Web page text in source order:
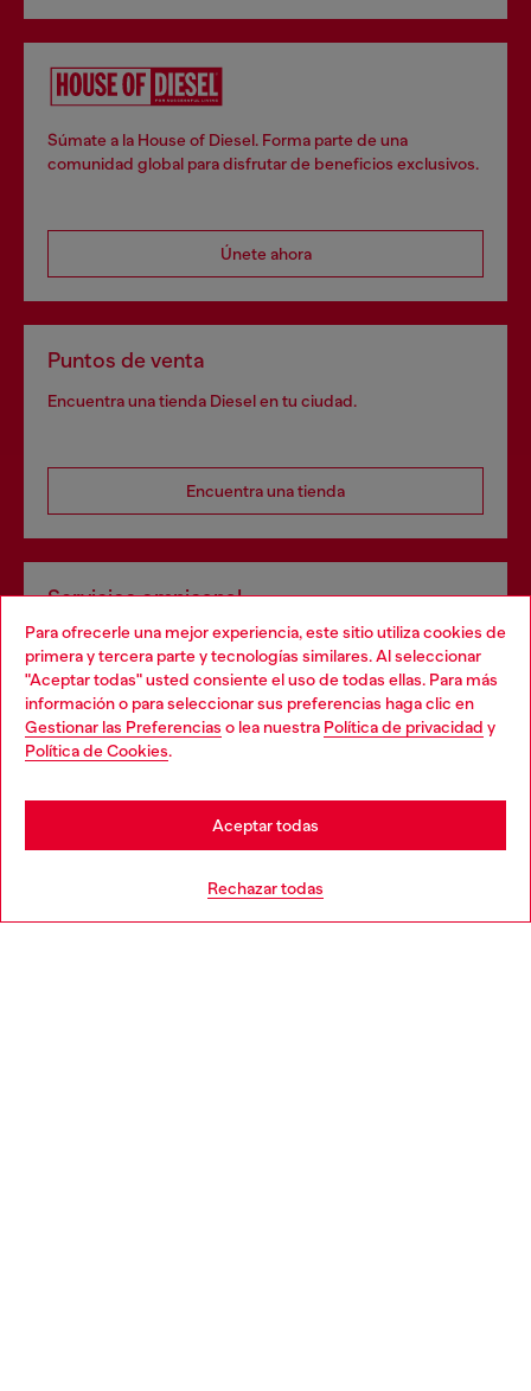
Para ofrecerle una mejor experiencia, este sitio utiliza cookies de
primera y tercera parte y tecnologías similares. Al seleccionar
"Aceptar todas" usted consiente el uso de todas ellas. Para más
información o para seleccionar sus preferencias haga clic en
Gestionar las Preferencias o lea nuestra Política de privacidad y
Política de Cookies.
Rechazar todas
Aceptar todas
Súmate a la House of Diesel. Forma parte de una
comunidad global para disfrutar de beneficios exclusivos.
Únete ahora
Puntos de venta
Encuentra una tienda Diesel en tu ciudad.
Encuentra una tienda
Servicios omnicanal
Descubre todos nuestros servicios, tanto en línea como
en la tienda.
Choose your location
You are currently browsing España website, but it seems you
may be based in United States